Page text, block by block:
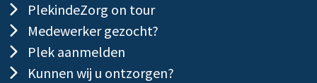
PlekindeZorg on tour
Medewerker gezocht?
Plek aanmelden
Kunnen wij u ontzorgen?